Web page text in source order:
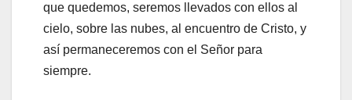
que quedemos, seremos llevados con ellos al
cielo, sobre las nubes, al encuentro de Cristo, y
así permaneceremos con el Señor para
siempre.